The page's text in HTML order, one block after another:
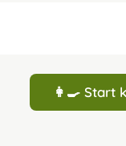
👩‍🍳 Start